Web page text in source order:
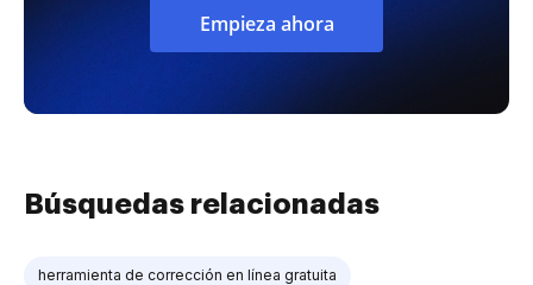
Empieza ahora
Búsquedas relacionadas
herramienta de corrección en línea gratuita